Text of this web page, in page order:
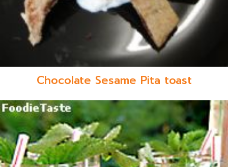
Chocolate Sesame Pita toast